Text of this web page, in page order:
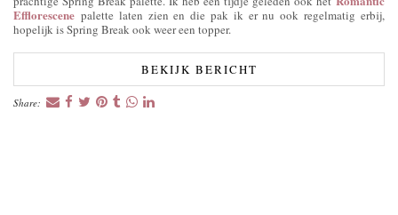
Efflorescene palette laten zien en die pak ik er nu ook regelmatig erbij,
hopelijk is Spring Break ook weer een topper.
BEKIJK BERICHT
Share: